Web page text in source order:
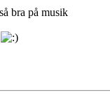
bra på musik